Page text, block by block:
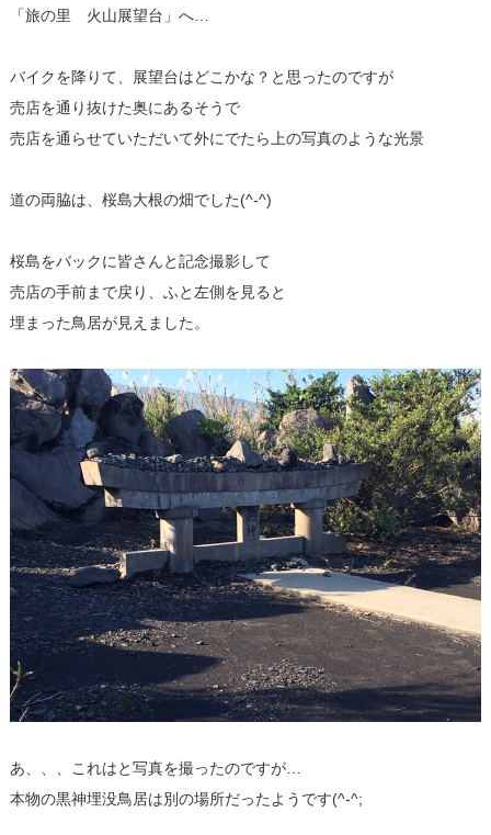
「旅の里 火山展望台」へ…
バイクを降りて、展望台はどこかな？と思ったのですが
売店を通り抜けた奥にあるそうで
売店を通らせていただいて外にでたら上の写真のような光景
道の両脇は、桜島大根の畑でした(^-^)
桜島をバックに皆さんと記念撮影して
売店の手前まで戻り、ふと左側を見ると
埋まった鳥居が見えました。
あ、、、これはと写真を撮ったのですが…
本物の黒神埋没鳥居は別の場所だったようです(^-^;